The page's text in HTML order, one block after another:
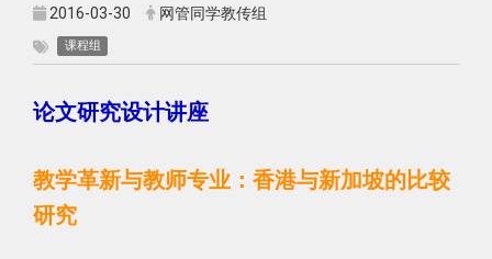
2016-03-30 网管同学教传组
课程组
论文研究设计讲座
教学革新与教师专业：香港与新加坡的比较
研究